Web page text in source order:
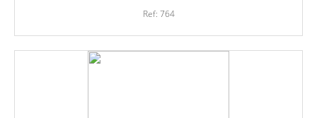
Ref: 764